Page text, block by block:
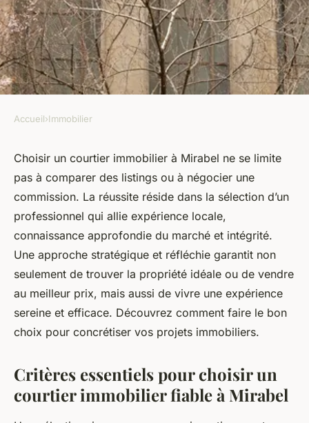
Choisissez un courtier
immobilier à mirabel pour vos
besoins
armand•9 juillet 2025•8 min de lecture
Accueil›Immobilier
Choisir un courtier immobilier à Mirabel ne se limite
pas à comparer des listings ou à négocier une
commission. La réussite réside dans la sélection d’un
professionnel qui allie expérience locale,
connaissance approfondie du marché et intégrité.
Une approche stratégique et réfléchie garantit non
seulement de trouver la propriété idéale ou de vendre
au meilleur prix, mais aussi de vivre une expérience
sereine et efficace. Découvrez comment faire le bon
choix pour concrétiser vos projets immobiliers.
Critères essentiels pour choisir un
courtier immobilier fiable à Mirabel